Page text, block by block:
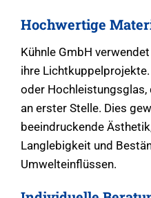
Hochwertige
Kühnle GmbH
ihre
oder
an erster Stelle. Dies
beeindruckende
Langlebigkeit und
Umwelteinflüssen.